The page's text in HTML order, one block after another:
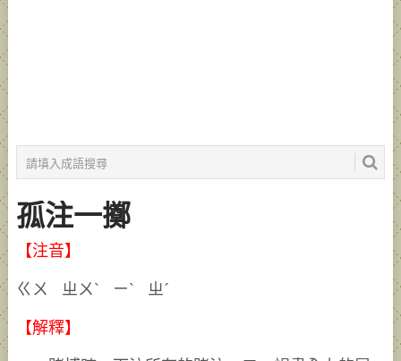
孤注一擲
【注音】
ㄍㄨ ㄓㄨˋ ㄧˋ ㄓˊ
【解釋】